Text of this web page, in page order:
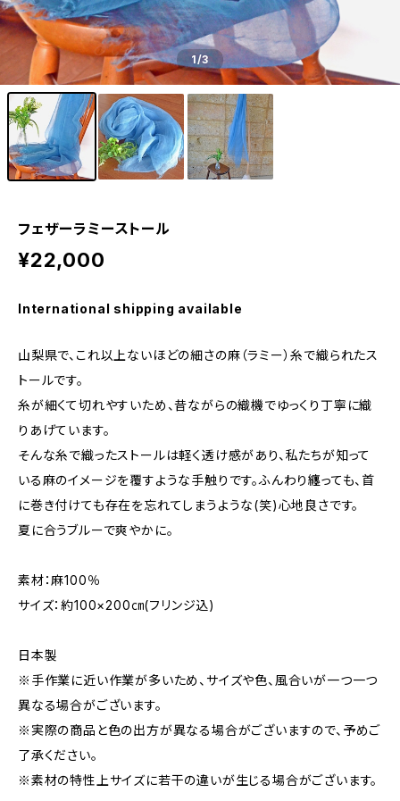
1/3
フェザーラミーストール
¥22,000
International shipping available
山梨県で、これ以上ないほどの細さの麻（ラミー）糸で織られたス
トールです。
糸が細くて切れやすいため、昔ながらの織機でゆっくり丁寧に織
りあげています。
そんな糸で織ったストールは軽く透け感があり、私たちが知って
いる麻のイメージを覆すような手触りです。ふんわり纏っても、首
に巻き付けても存在を忘れてしまうような(笑)心地良さです。
夏に合うブルーで爽やかに。
素材：麻100％
サイズ：約100×200㎝(フリンジ込)
日本製
※手作業に近い作業が多いため、サイズや色、風合いが一つ一つ
異なる場合がございます。
※実際の商品と色の出方が異なる場合がございますので、予めご
了承ください。
※素材の特性上サイズに若干の違いが生じる場合がございます。